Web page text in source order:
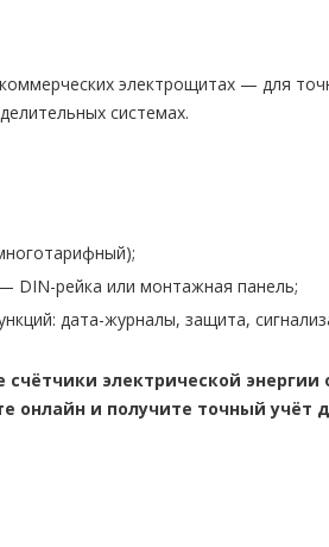
электрощитах — для
системах.
DIN-рейка или монтажная панель;
дата-журналы, защита,
электрической
онлайн и получите точный учёт